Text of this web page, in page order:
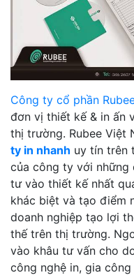
Công ty cổ phần
đơn vị thiết kế & in ấn
thị trường. Rubee Việt
ty in nhanh uy tín trên
của công ty với những
tư vào thiết kế nhất
khác biệt và tạo điểm
doanh nghiệp tạo lợi
thế trên thị trường.
vào khâu tư vấn cho
công nghệ in, gia